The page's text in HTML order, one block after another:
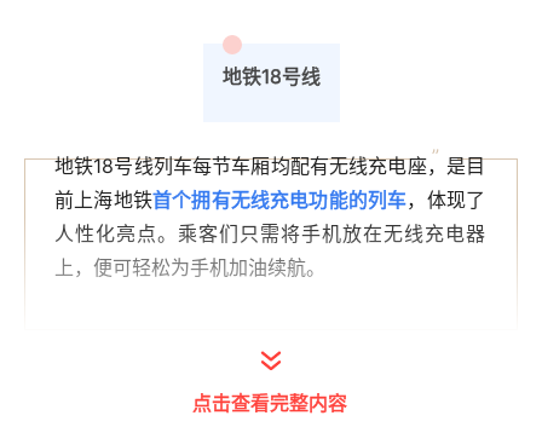
地铁18号线
”
地铁18号线列车每节车厢均配有无线充电座，是目
前上海地铁首个拥有无线充电功能的列车，体现了
人性化亮点。乘客们只需将手机放在无线充电器
上，便可轻松为手机加油续航。
点击查看完整内容